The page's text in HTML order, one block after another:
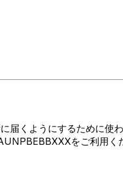
くようにするために
をご利用く